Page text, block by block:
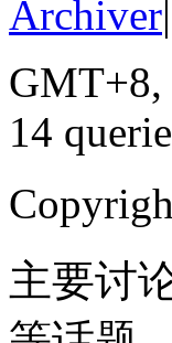
Archiver|
GMT+8,
14
主要讨